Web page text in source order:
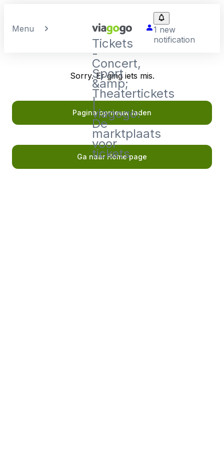
Menu
Tickets
-
Concert,
Sport
&amp;
Theatertickets
|
viagogo:
De
marktplaats
voor
tickets
1 new
notification
Sorry. Er ging iets mis.
Pagina opnieuw laden
Ga naar Home page